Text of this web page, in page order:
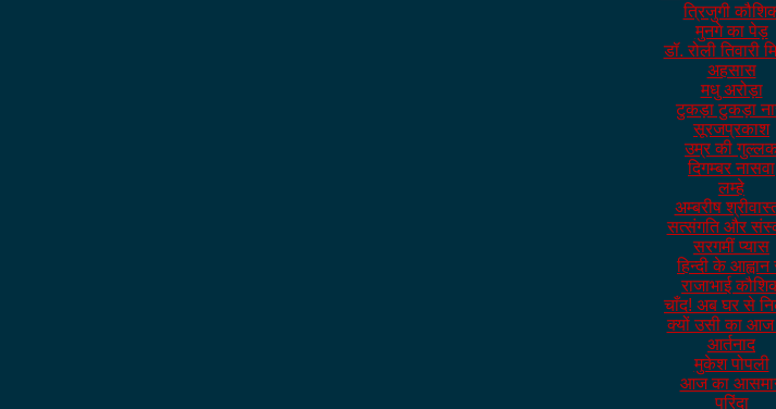
त्रिजुगी
मुनगे का पेड़
डॉ. रोली तिवारी
अहसास
मधु अरोड़ा
टुकड़ा टुकड़ा
सूरजप्रकाश
उम्र की
दिगम्बर नासवा
लम्हे
अम्बरीष
सत्संगति और
सरगमीं प्यास
हिन्दी के
राजाभाई
चाँद! अब घर से
क्यों उसी का
आर्तनाद
मुकेश पोपली
आज का
परिंदा